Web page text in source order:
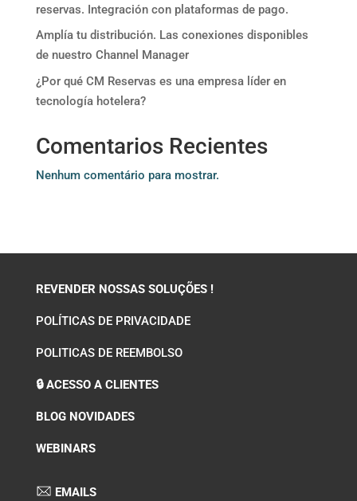
reservas. Integración con plataformas de pago.
Amplía tu distribución. Las conexiones disponibles
de nuestro Channel Manager
¿Por qué CM Reservas es una empresa líder en
tecnología hotelera?
Comentarios Recientes
Nenhum comentário para mostrar.
REVENDER NOSSAS SOLUÇÕES !
POLÍTICAS DE PRIVACIDADE
POLITICAS DE REEMBOLSO
🔒 ACESSO A CLIENTES
BLOG NOVIDADES
WEBINARS
EMAILS